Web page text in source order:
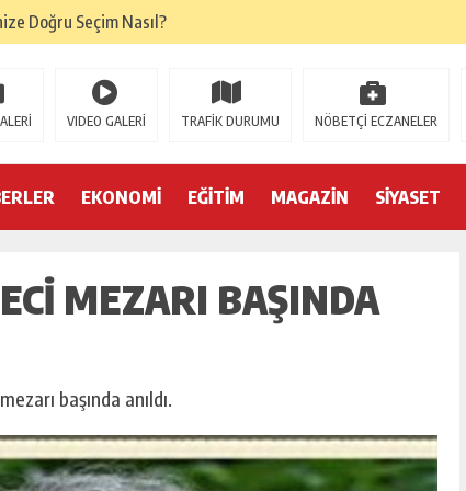
Doğru Seçim Nasıl?
Başarıyı Nasıl Etkiler?
belgelerini yeniledi
VIDEO GALERİ TRAFİK DURUMU NÖBETÇİ ECZANELER
EKONOMİ EĞİTİM MAGAZİN SİYASET
MEZARI BAŞINDA
başında anıldı.